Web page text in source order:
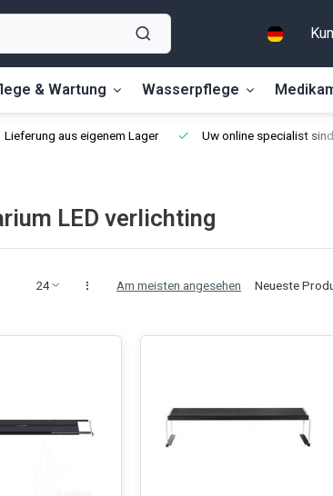
& Wartung Wasserpflege
Lieferung aus eigenem Lager Uw online specialist
LED verlichting
Am meisten angesehen Neueste